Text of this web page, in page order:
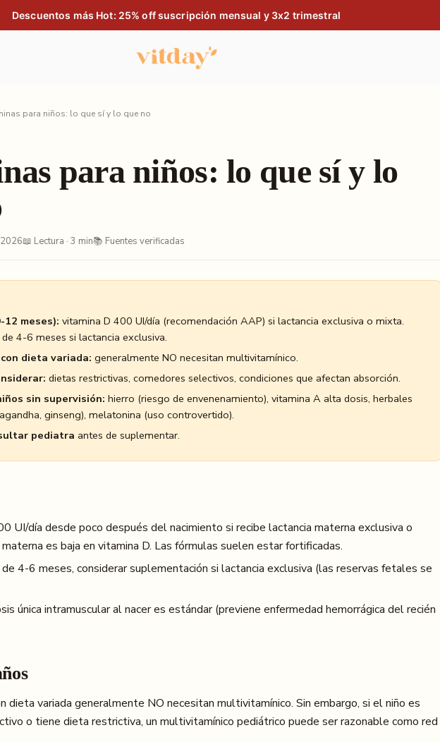
Descuentos más Hot: 25% off suscripción mensual y 3x2 trimestral
para niños: lo que sí y lo que no
para niños: lo que sí y lo
📖 Lectura · 3 min📚 Fuentes verificadas
meses): vitamina D 400 UI/día (recomendación AAP) si lactancia exclusiva o mixta.
4-6 meses si lactancia exclusiva.
dieta variada: generalmente NO necesitan multivitamínico.
dietas restrictivas, comedores selectivos, condiciones que afectan absorción.
sin supervisión: hierro (riesgo de envenenamiento), vitamina A alta dosis, herbales
ginseng), melatonina (uso controvertido).
pediatra antes de suplementar.
UI/día desde poco después del nacimiento si recibe lactancia materna exclusiva o
es baja en vitamina D. Las fórmulas suelen estar fortificadas.
4-6 meses, considerar suplementación si lactancia exclusiva (las reservas fetales se
única intramuscular al nacer es estándar (previene enfermedad hemorrágica del recién
dieta variada generalmente NO necesitan multivitamínico. Sin embargo, si el niño es
o tiene dieta restrictiva, un multivitamínico pediátrico puede ser razonable como red